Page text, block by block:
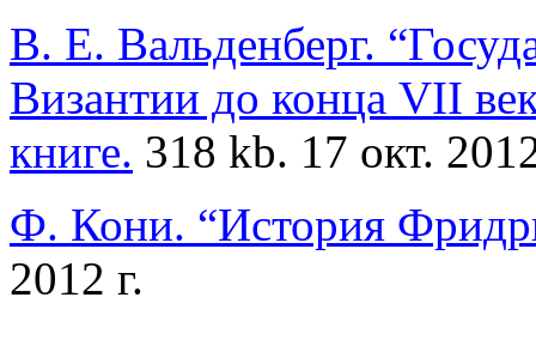
В. Е. Вальденберг.
Византии до конца VII
книге. 318 kb. 17 окт.
Ф. Кони. “История
2012 г.